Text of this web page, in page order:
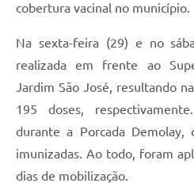
cobertura vacinal no município.
Na sexta-feira (29) e no
realizada em frente ao
Jardim São José, resultando
195 doses,
durante a Porcada Demolay,
imunizadas. Ao todo, foram
dias de mobilização.